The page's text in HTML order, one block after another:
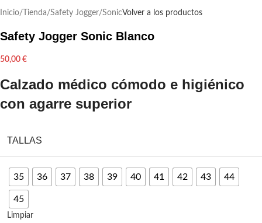
Inicio/ Tienda/Safety Jogger/SonicVolver a los productos
Safety Jogger Sonic Blanco
50,00 €
Calzado médico cómodo e higiénico
con agarre superior
TALLAS
35 36 37 38 39 40 41 42 43 44
45
Limpiar